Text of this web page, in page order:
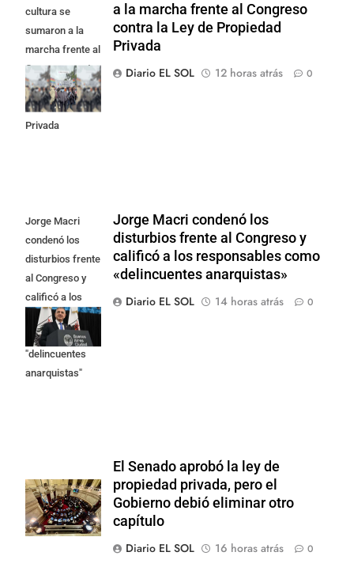
cultura se
sumaron a la
marcha frente al
Congreso contra
la Ley de
Propiedad
Privada
a la marcha frente al Congreso
contra la Ley de Propiedad
Privada
Diario EL SOL
12 horas atrás 0
Jorge Macri
condenó los
disturbios frente
al Congreso y
calificó a los
responsables
como
"delincuentes
anarquistas"
Jorge Macri condenó los
disturbios frente al Congreso y
calificó a los responsables como
«delincuentes anarquistas»
Diario EL SOL
14 horas atrás 0
El Senado aprobó la ley de
propiedad privada, pero el
Gobierno debió eliminar otro
capítulo
Diario EL SOL
16 horas atrás 0